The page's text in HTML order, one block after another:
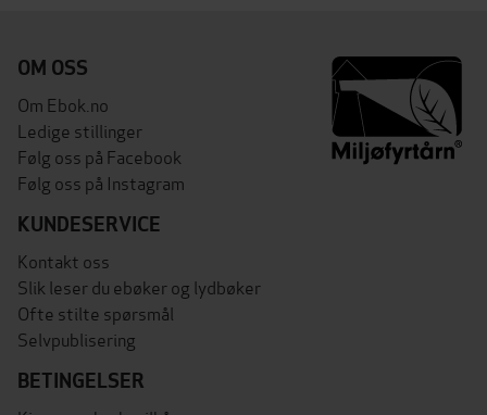
OM OSS
Om Ebok.no
Ledige stillinger
Følg oss på Facebook
Følg oss på Instagram
KUNDESERVICE
Kontakt oss
Slik leser du ebøker og lydbøker
Ofte stilte spørsmål
Selvpublisering
BETINGELSER